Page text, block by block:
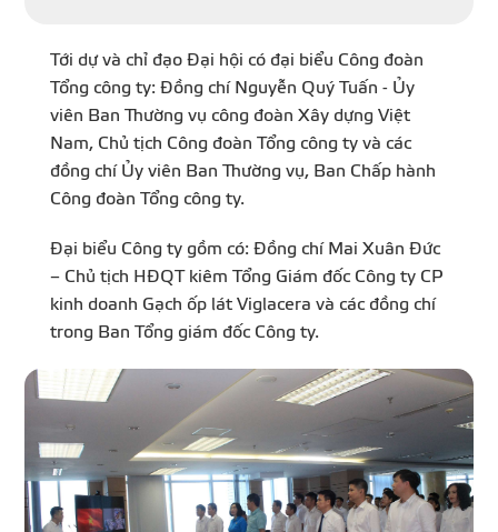
LIÊN HỆ - TƯ
Tới dự và chỉ đạo Đại hội có đại biểu Công đoàn
Tổng công ty: Đồng chí Nguyễn Quý Tuấn - Ủy
viên Ban Thường vụ công đoàn Xây dựng Việt
Nam, Chủ tịch Công đoàn Tổng công ty và các
đồng chí Ủy viên Ban Thường vụ, Ban Chấp hành
Công đoàn Tổng công ty.
Đại biểu Công ty gồm có: Đồng chí Mai Xuân Đức
– Chủ tịch HĐQT kiêm Tổng Giám đốc Công ty CP
kinh doanh Gạch ốp lát Viglacera và các đồng chí
trong Ban Tổng giám đốc Công ty.